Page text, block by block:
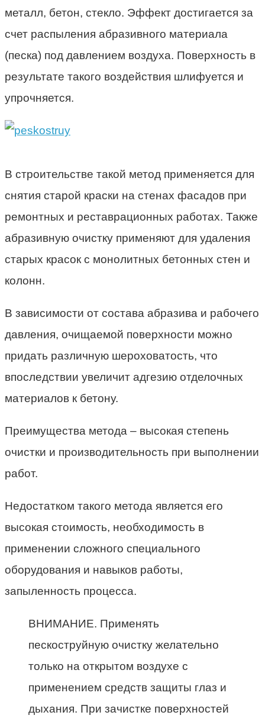
металл, бетон, стекло. Эффект достигается за
счет распыления абразивного материала
(песка) под давлением воздуха. Поверхность в
результате такого воздействия шлифуется и
упрочняется.
В строительстве такой метод применяется для
снятия старой краски на стенах фасадов при
ремонтных и реставрационных работах. Также
абразивную очистку применяют для удаления
старых красок с монолитных бетонных стен и
колонн.
В зависимости от состава абразива и рабочего
давления, очищаемой поверхности можно
придать различную шероховатость, что
впоследствии увеличит адгезию отделочных
материалов к бетону.
Преимущества метода – высокая степень
очистки и производительность при выполнении
работ.
Недостатком такого метода является его
высокая стоимость, необходимость в
применении сложного специального
оборудования и навыков работы,
запыленность процесса.
ВНИМАНИЕ. Применять
пескоструйную очистку желательно
только на открытом воздухе с
применением средств защиты глаз и
дыхания. При зачистке поверхностей